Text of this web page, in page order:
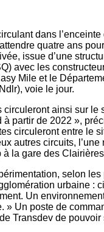
dans
quatre ans
issue d’une
avec les
Mile et le
voie le jour.
ainsi sur le
à partir de 2022 »,
circuleront entre le
autres circuits,
à la gare des
selon
urbaine :
Un
» Un poste de
Transdev de